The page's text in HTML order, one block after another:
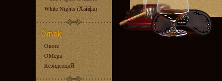
White Nights (Хайфа)
Onore
OMega
RезиденциЯ